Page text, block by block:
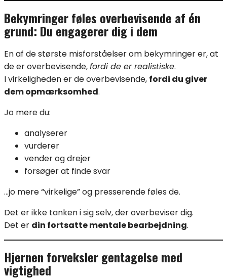
Bekymringer føles overbevisende af én
grund: Du engagerer dig i dem
En af de største misforståelser om bekymringer er, at
de er overbevisende,fordi de er realistiske.
I virkeligheden er de overbevisende, fordi du giver
dem opmærksomhed.
Jo mere du:
analyserer
vurderer
vender og drejer
forsøger at finde svar
…jo mere “virkelige” og presserende føles de.
Det er ikke tanken i sig selv, der overbeviser dig.
Det er din fortsatte mentale bearbejdning.
Hjernen forveksler gentagelse med
vigtighed